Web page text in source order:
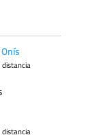
distancia
distancia